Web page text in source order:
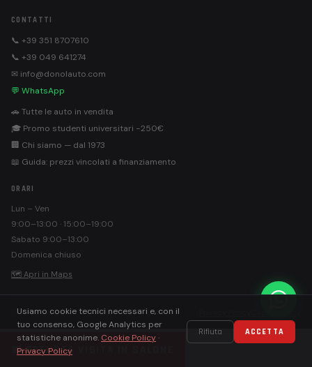
Usiamo cookie tecnici necessari e, con il
tuo consenso, Google Analytics per
statistiche anonime. Cookie Policy·
Privacy Policy
Rifiuta ACCETTA
CONTATTI
📞 +39 351 8707610
📞 +39 049 641274
✉ info@donolauto.com
💬 WhatsApp
🚗 Tutte le auto in vendita
🎓 Promo studenti universitari −250€
🏢 Chi siamo — dal 1973
📖 Guida: prezzi vincolati a finanziamento
ORARI
Lun – Ven
9:00–13:00 · 15:00–19:00
Sabato 9:00–13:00
Domenica chiuso
🗺 Apri in Maps
©Donolauto S.r.l. · PEC: donolautosrl@pec.it
📅 PRENOTA VISITA IN SALONE